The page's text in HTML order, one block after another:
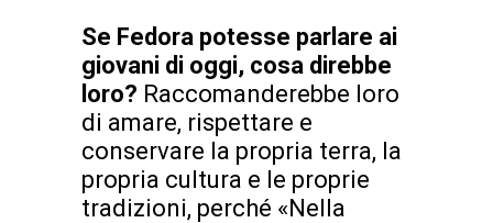
Se Fedora potesse parlare ai
giovani di oggi, cosa direbbe
loro? Raccomanderebbe loro
di amare, rispettare e
conservare la propria terra, la
propria cultura e le proprie
tradizioni, perché «Nella